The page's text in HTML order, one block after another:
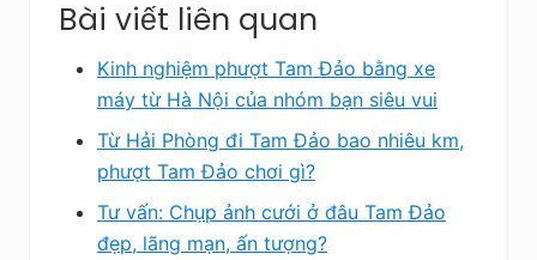
Bài viết liên quan
Kinh nghiệm phượt Tam Đảo bằng xe
máy từ Hà Nội của nhóm bạn siêu vui
Từ Hải Phòng đi Tam Đảo bao nhiêu km,
phượt Tam Đảo chơi gì?
Tư vấn: Chụp ảnh cưới ở đâu Tam Đảo
đẹp, lãng mạn, ấn tượng?